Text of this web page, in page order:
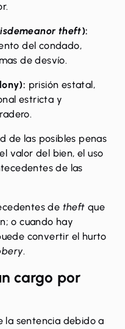
theft):
del condado,
de desvío.
prisión estatal,
estricta y
de las posibles penas
valor del bien, el uso
de las
de theftque
o cuando hay
convertir el hurto
.
cargo por
la sentencia debido a